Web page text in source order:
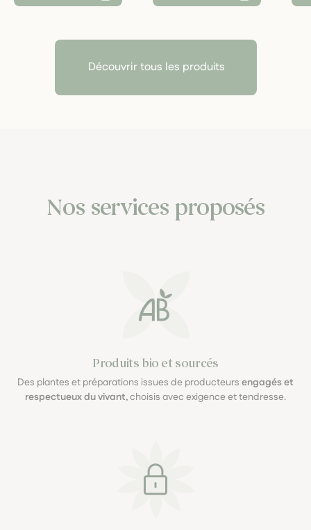
Découvrir tous les produits
Nos services proposés
Produits bio et sourcés
Des plantes et préparations issues de producteurs engagés et
respectueux du vivant, choisis avec exigence et tendresse.